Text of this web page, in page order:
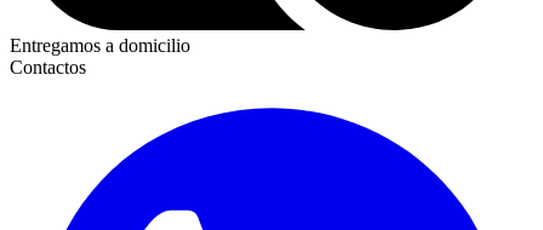
Entregamos a domicilio
Contactos